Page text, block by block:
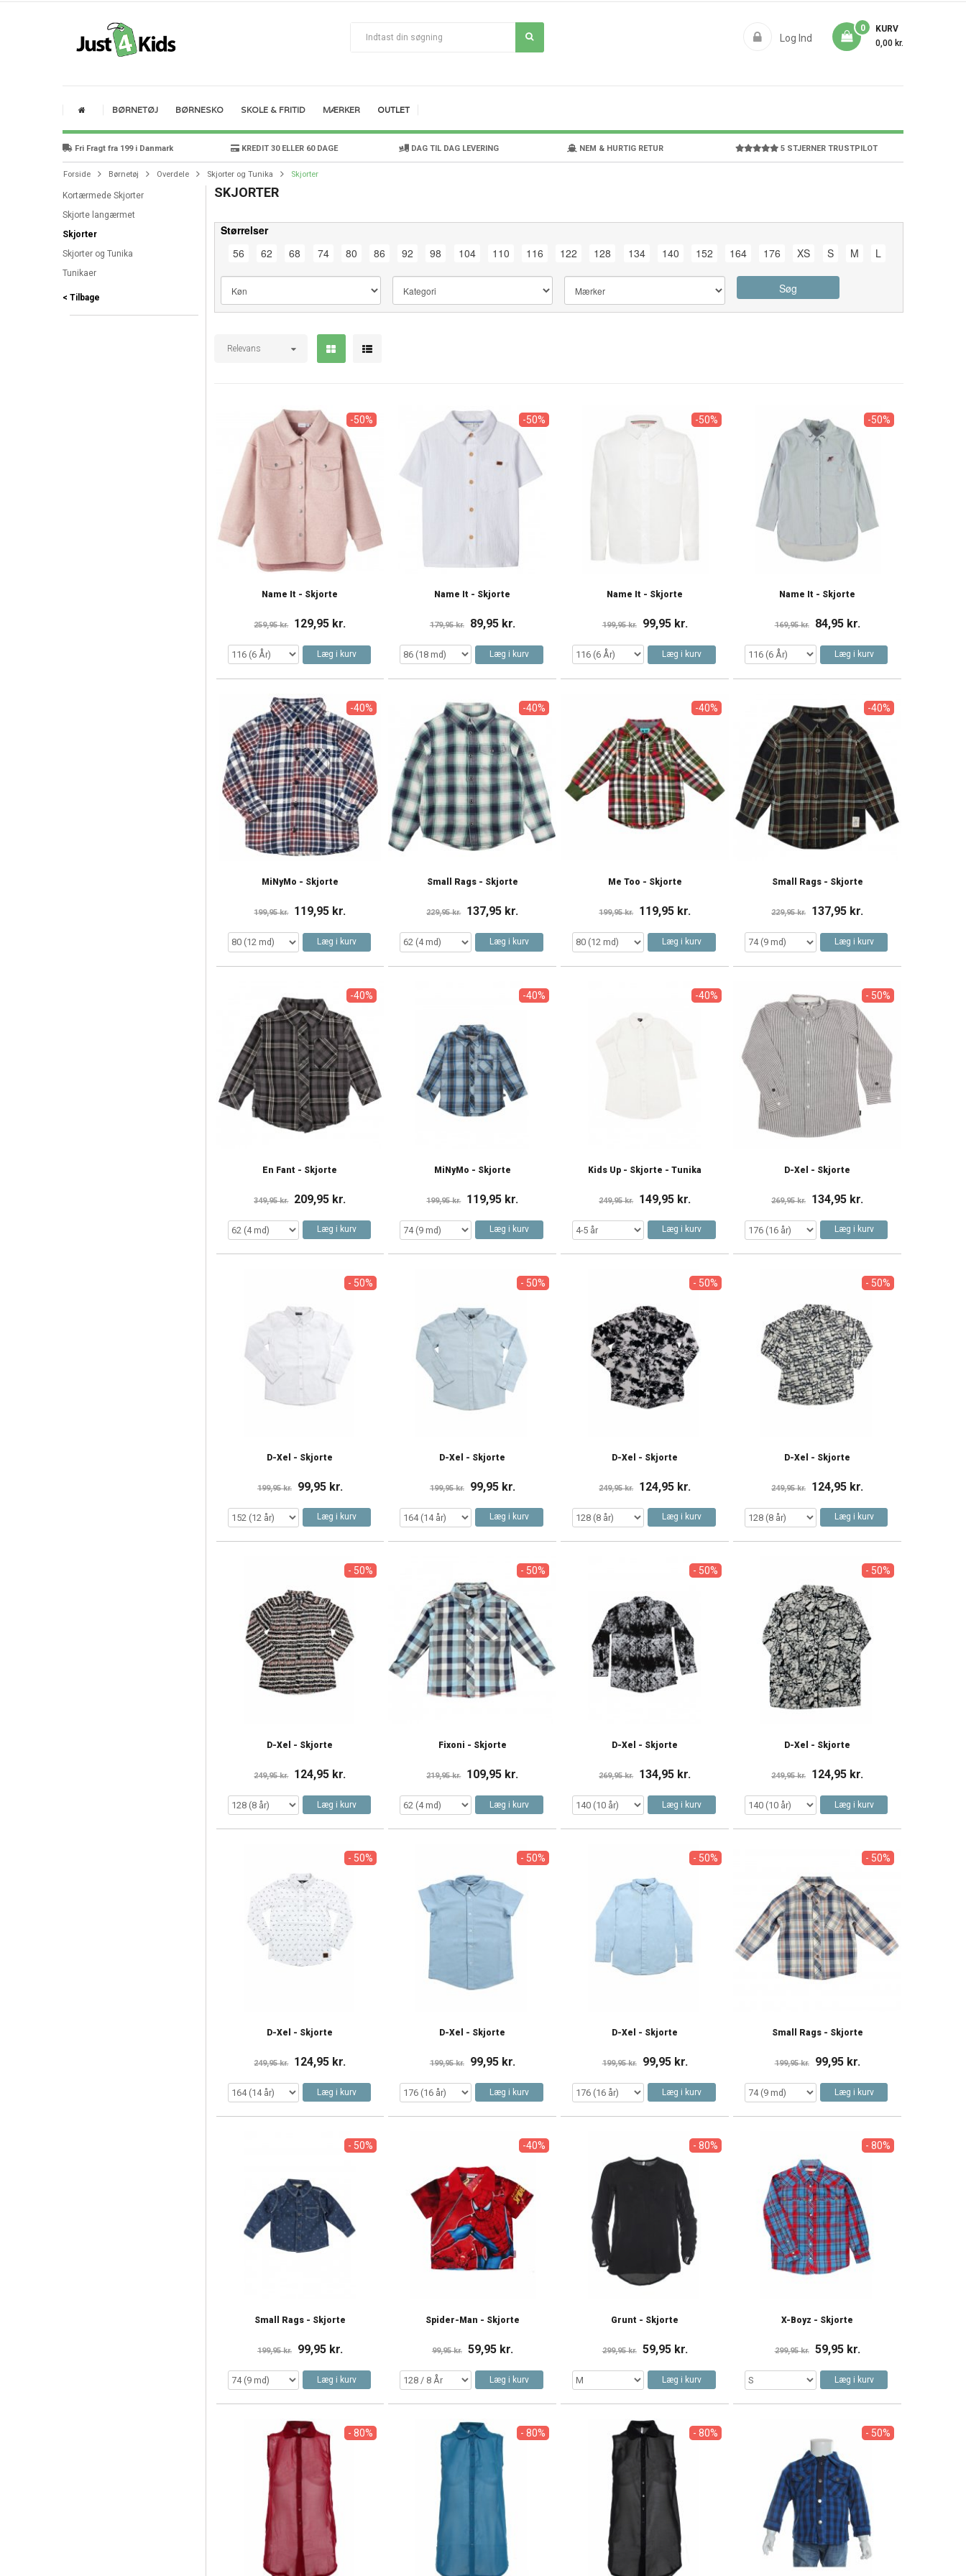
Log Ind
KURV
0
0,00 kr.
BØRNETØJ BØRNESKO SKOLE & FRITID MÆRKER OUTLET
Fri Fragt fra 199 i Danmark KREDIT 30 ELLER 60 DAGE DAG TIL DAG LEVERING NEM & HURTIG RETUR 5 STJERNER TRUSTPILOT
Forside Børnetøj Overdele Skjorter og Tunika Skjorter
Kortærmede Skjorter
Skjorte langærmet
Skjorter
Skjorter og Tunika
Tunikaer
< Tilbage
SKJORTER
Størrelser
56
62 68 74 80 86 92 98 104 110 116 122 128 134 140 152 164 176 XS S M L
Søg
Relevans
-50%
Name It - Skjorte
259,95 kr. 129,95 kr.
Læg i kurv
-50%
Name It - Skjorte
179,95 kr. 89,95 kr.
Læg i kurv
-50%
Name It - Skjorte
199,95 kr. 99,95 kr.
Læg i kurv
-50%
Name It - Skjorte
169,95 kr. 84,95 kr.
Læg i kurv
-40%
MiNyMo - Skjorte
199,95 kr. 119,95 kr.
Læg i kurv
-40%
Small Rags - Skjorte
229,95 kr. 137,95 kr.
Læg i kurv
-40%
Me Too - Skjorte
199,95 kr. 119,95 kr.
Læg i kurv
-40%
Small Rags - Skjorte
229,95 kr. 137,95 kr.
Læg i kurv
-40%
En Fant - Skjorte
349,95 kr. 209,95 kr.
Læg i kurv
-40%
MiNyMo - Skjorte
199,95 kr. 119,95 kr.
Læg i kurv
-40%
Kids Up - Skjorte - Tunika
249,95 kr. 149,95 kr.
Læg i kurv
- 50%
D-Xel - Skjorte
269,95 kr. 134,95 kr.
Læg i kurv
- 50%
D-Xel - Skjorte
199,95 kr. 99,95 kr.
Læg i kurv
- 50%
D-Xel - Skjorte
199,95 kr. 99,95 kr.
Læg i kurv
- 50%
D-Xel - Skjorte
249,95 kr. 124,95 kr.
Læg i kurv
- 50%
D-Xel - Skjorte
249,95 kr. 124,95 kr.
Læg i kurv
- 50%
D-Xel - Skjorte
249,95 kr. 124,95 kr.
Læg i kurv
- 50%
Fixoni - Skjorte
219,95 kr. 109,95 kr.
Læg i kurv
- 50%
D-Xel - Skjorte
269,95 kr. 134,95 kr.
Læg i kurv
- 50%
D-Xel - Skjorte
249,95 kr. 124,95 kr.
Læg i kurv
- 50%
D-Xel - Skjorte
249,95 kr. 124,95 kr.
Læg i kurv
- 50%
D-Xel - Skjorte
199,95 kr. 99,95 kr.
Læg i kurv
- 50%
D-Xel - Skjorte
199,95 kr. 99,95 kr.
Læg i kurv
- 50%
Small Rags - Skjorte
199,95 kr. 99,95 kr.
Læg i kurv
- 50%
Small Rags - Skjorte
199,95 kr. 99,95 kr.
Læg i kurv
-40%
Spider-Man - Skjorte
99,95 kr. 59,95 kr.
Læg i kurv
- 80%
Grunt - Skjorte
299,95 kr. 59,95 kr.
Læg i kurv
- 80%
X-Boyz - Skjorte
299,95 kr. 59,95 kr.
Læg i kurv
- 80% - 80% - 80% - 50%